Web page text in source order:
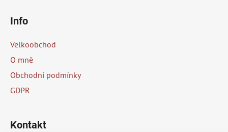
Info
Velkoobchod
O mně
Obchodní podmínky
GDPR
Kontakt